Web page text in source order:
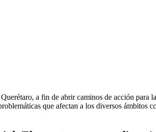
a fin de abrir caminos de acción para
que afectan a los diversos ámbitos